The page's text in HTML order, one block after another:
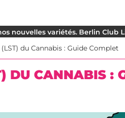
nouvelles variétés. Berlin Club
du Cannabis : Guide Complet
DU CANNABIS :